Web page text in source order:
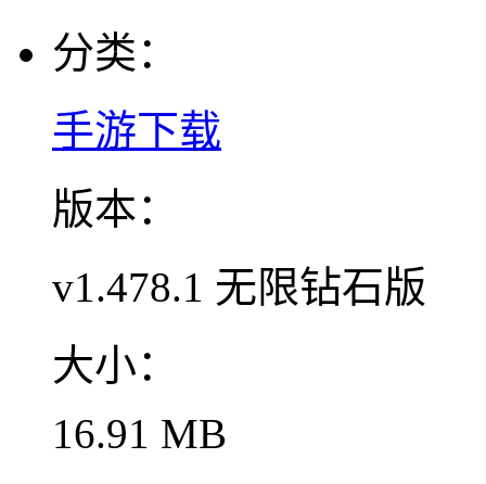
分类：
手游下载
版本：
v1.478.1 无限钻石版
大小：
16.91 MB